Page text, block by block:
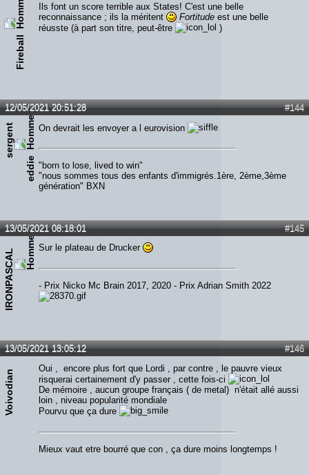
Fireball
Ils font un score terrible aux States! C'est une belle
reconnaissance ; ils la méritent
Fortitude est une belle
réusste (à part son titre, peut-être
)
#144
12/05/2021 20:51:28
s
e
r
g
e
n
t
e
d
d
i
e
On devrait les envoyer a l eurovision
"born to lose, lived to win"
"nous sommes tous des enfants d'immigrés.1ère, 2ème,3ème
génération" BXN
#145
13/05/2021 08:18:01
IRONPASCAL
Sur le plateau de Drucker
- Prix Nicko Mc Brain 2017, 2020 - Prix Adrian Smith 2022
#146
13/05/2021 13:05:12
Voivodian
Oui , encore plus fort que Lordi , par contre , le pauvre vieux
risquerai certainement d'y passer , cette fois-ci
De mémoire , aucun groupe français ( de metal) n'était allé aussi
loin , niveau popularité mondiale
Pourvu que ça dure
Mieux vaut etre bourré que con , ça dure moins longtemps !